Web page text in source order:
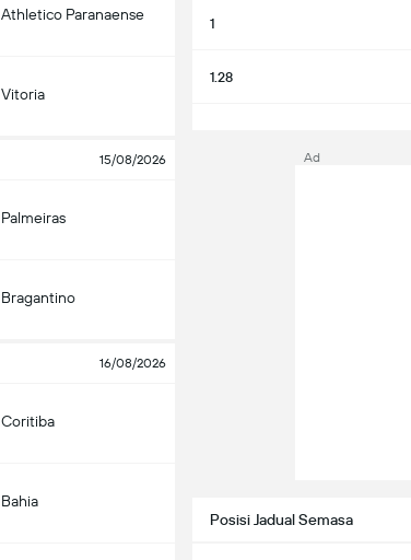
Athletico Paranaense
Vitoria
15/08/2026
Palmeiras
Bragantino
16/08/2026
Coritiba
Bahia
1
1.28
Posisi Jadual Semasa
Ad